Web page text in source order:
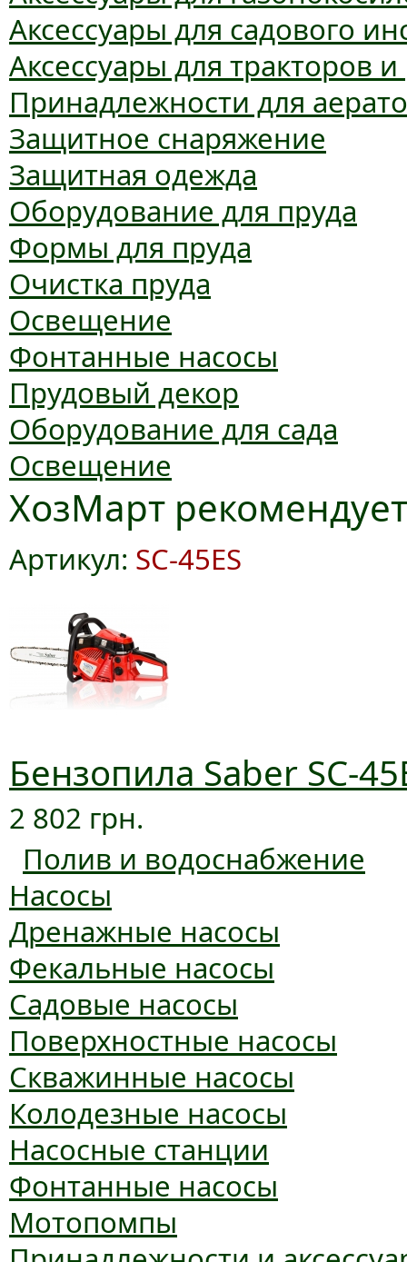
Аксессуары для садового
Аксессуары для тракторов
Принадлежности для
Защитное снаряжение
Защитная одежда
Оборудование для пруда
Формы для пруда
Очистка пруда
Освещение
Фонтанные насосы
Прудовый декор
Оборудование для сада
Освещение
ХозМарт рекомендует
Артикул: SC-45ES
Бензопила Saber SC-
2 802 грн.
Полив и водоснабжение
Насосы
Дренажные насосы
Фекальные насосы
Садовые насосы
Поверхностные насосы
Скважинные насосы
Колодезные насосы
Насосные станции
Фонтанные насосы
Мотопомпы